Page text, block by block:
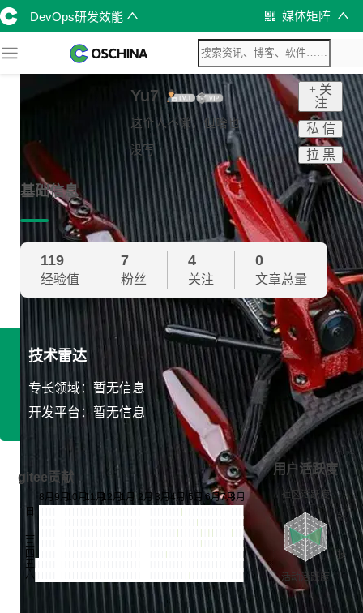
DevOps研发效能 媒体矩阵
Yu7
这个人不懒，但啥也
没写
+ 关
注
私 信
拉 黑
基础信息
119
经验值
7
粉丝
4
关注
0
文章总量
技术雷达
专长领域：暂无信息
开发平台：暂无信息
gitee贡献
用户活跃度